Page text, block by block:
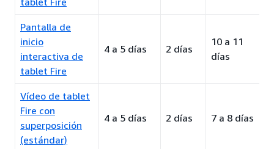
Pantalla de
inicio
interactiva de
tablet Fire
4 a 5 días 2 días
10 a 11
días
Vídeo de tablet
Fire con
superposición
(estándar)
4 a 5 días 2 días 7 a 8 días